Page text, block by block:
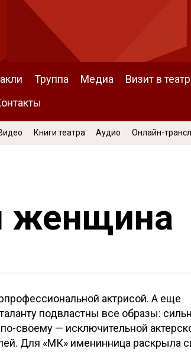
Труппа Медиа Визит в театр
Книги театра Аудио Онлайн-
женщина
актрисой. А еще
подвластны все образы:
своему — исключительной
Для «МК» именинница раскрыла